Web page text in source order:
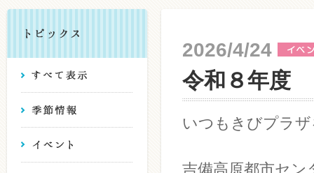
2026/4/24
令和８年度
いつもきびプラ
吉備高原都市セン